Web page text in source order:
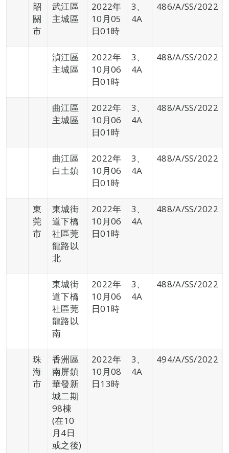
韶
關
市
武江區
主城區
2022年
10月05
日01時
3、
4A
486/A/SS/2022
湞江區
主城區
2022年
10月06
日01時
3、
4A
488/A/SS/2022
曲江區
主城區
2022年
10月06
日01時
3、
4A
488/A/SS/2022
曲江區
白土鎮
2022年
10月06
日01時
3、
4A
488/A/SS/2022
東
莞
市
東城街
道下橋
社區莞
龍路以
北
2022年
10月06
日01時
3、
4A
488/A/SS/2022
東城街
道下橋
社區莞
龍路以
南
2022年
10月06
日01時
3、
4A
488/A/SS/2022
珠
海
市
香洲區
南屏鎮
華發新
城二期
98棟
(在10
月4日
或之後)
2022年
10月08
日13時
3、
4A
494/A/SS/2022